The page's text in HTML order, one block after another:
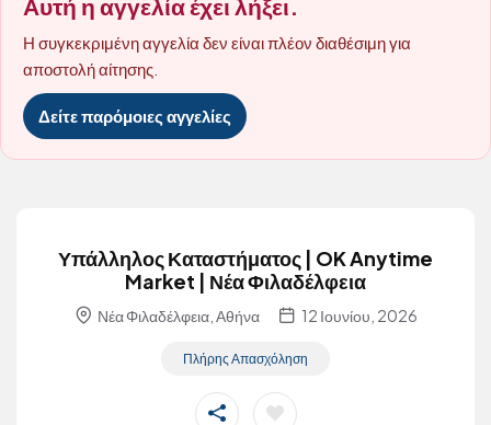
Αυτή η αγγελία έχει λήξει.
Η συγκεκριμένη αγγελία δεν είναι πλέον διαθέσιμη για
αποστολή αίτησης.
Δείτε παρόμοιες αγγελίες
Υπάλληλος Καταστήματος | OK Anytime
Market | Νέα Φιλαδέλφεια
Νέα Φιλαδέλφεια, Αθήνα 12 Ιουνίου, 2026
Πλήρης Απασχόληση